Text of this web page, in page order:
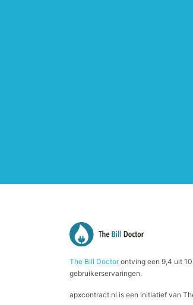
The Bill Doctorontving een 9,4 uit 10
gebruikerservaringen.
apxcontract.nl is een initiatief van